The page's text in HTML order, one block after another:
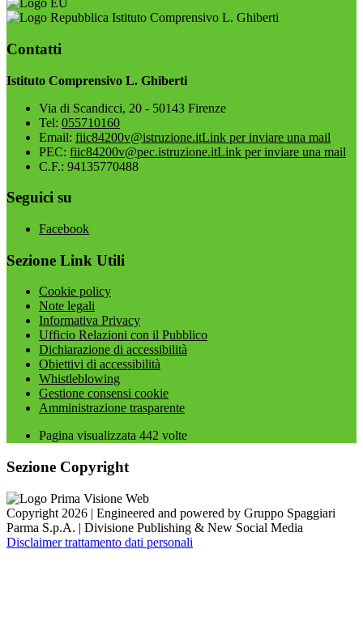
Istituto Comprensivo L. Ghiberti
Contatti
Istituto Comprensivo L. Ghiberti
Via di Scandicci, 20 - 50143 Firenze
Tel: 055710160
Email: fiic84200v@istruzione.itLink per inviare una mail
PEC: fiic84200v@pec.istruzione.itLink per inviare una mail
C.F.: 94135770488
Seguici su
Facebook
Sezione Link Utili
Cookie policy
Note legali
Informativa Privacy
Ufficio Relazioni con il Pubblico
Dichiarazione di accessibilità
Obiettivi di accessibilità
Whistleblowing
Gestione consensi cookie
Amministrazione trasparente
Pagina visualizzata 442 volte
Sezione Copyright
Copyright 2026 | Engineered and powered by Gruppo Spaggiari
Parma S.p.A. | Divisione Publishing & New Social Media
Disclaimer trattamento dati personali